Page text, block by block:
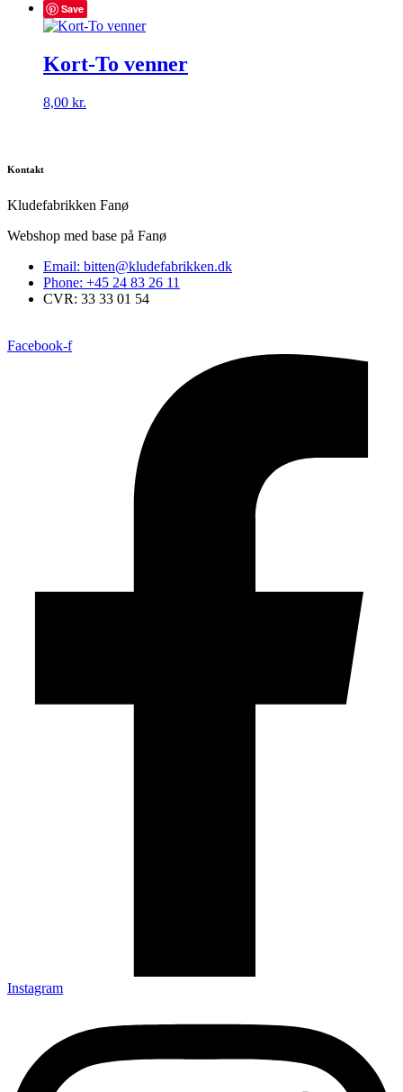
Save
Kort-To venner
8,00 kr.
Kontakt
Kludefabrikken Fanø
Webshop med base på Fanø
Email: bitten@kludefabrikken.dk
Phone: +45 24 83 26 11
CVR: 33 33 01 54
Facebook-f
Instagram